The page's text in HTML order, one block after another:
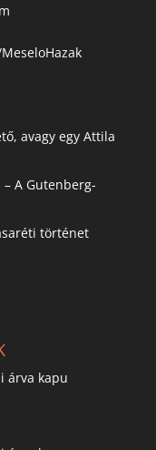
avagy egy Attila
A Gutenberg-
történet
árva kapu